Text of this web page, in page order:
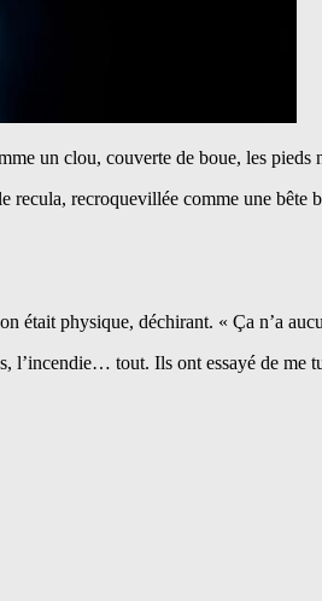
un clou, couverte de boue, les
recroquevillée comme une
était physique, déchirant. « Ça n’a
l’incendie… tout. Ils ont essayé de me